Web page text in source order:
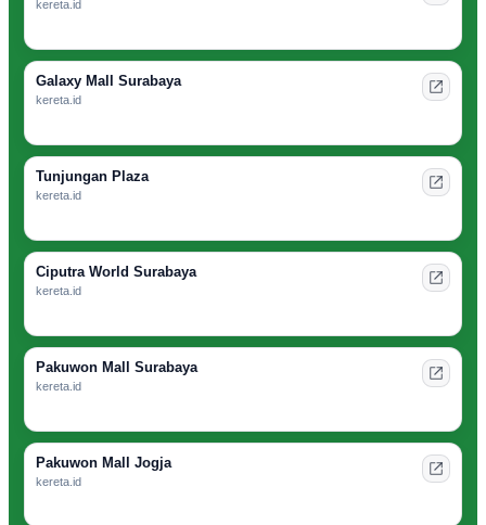
kereta.id
Galaxy Mall Surabaya
kereta.id
Tunjungan Plaza
kereta.id
Ciputra World Surabaya
kereta.id
Pakuwon Mall Surabaya
kereta.id
Pakuwon Mall Jogja
kereta.id